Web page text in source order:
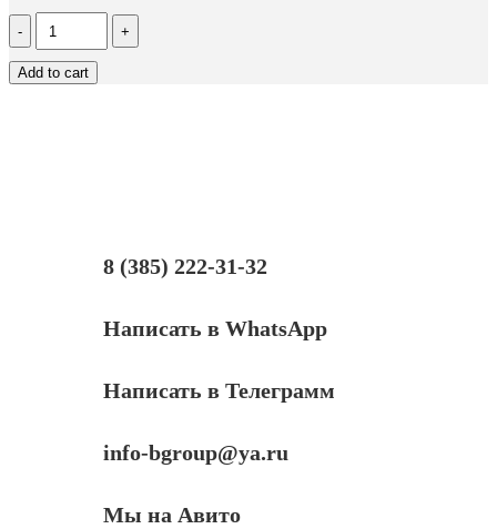
Количество
Тонер
Content
для
Add to cart
8 (385) 222-31-32
Написать в WhatsApp
Написать в Телеграмм
info-bgroup@ya.ru
Мы на Авито